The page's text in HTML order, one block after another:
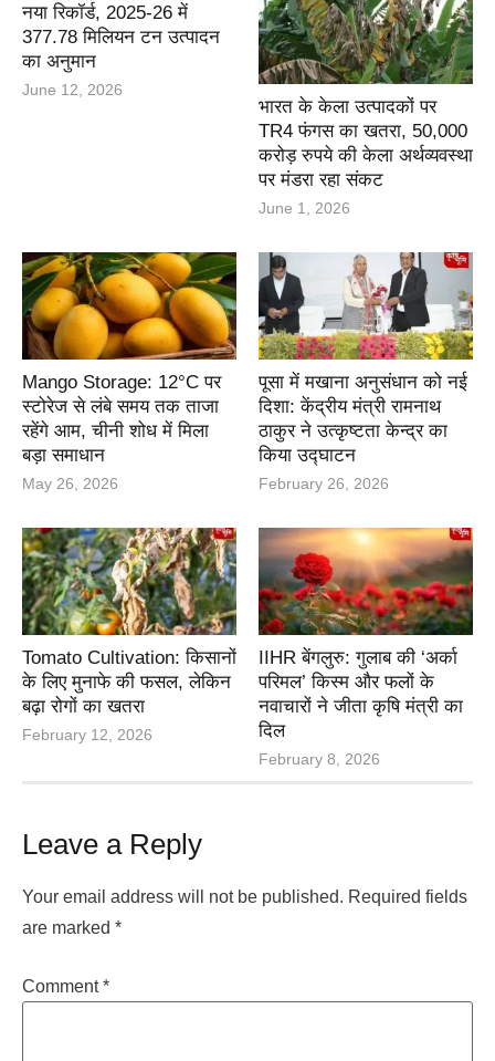
नया रिकॉर्ड, 2025-26 में
377.78 मिलियन टन उत्पादन
का अनुमान
June 12, 2026
भारत के केला उत्पादकों पर
TR4 फंगस का खतरा, 50,000
करोड़ रुपये की केला अर्थव्यवस्था
पर मंडरा रहा संकट
June 1, 2026
Mango Storage: 12°C पर
स्टोरेज से लंबे समय तक ताजा
रहेंगे आम, चीनी शोध में मिला
बड़ा समाधान
May 26, 2026
पूसा में मखाना अनुसंधान को नई
दिशा: केंद्रीय मंत्री रामनाथ
ठाकुर ने उत्कृष्टता केन्द्र का
किया उद्घाटन
February 26, 2026
Tomato Cultivation: किसानों
के लिए मुनाफे की फसल, लेकिन
बढ़ा रोगों का खतरा
February 12, 2026
IIHR बेंगलुरु: गुलाब की ‘अर्का
परिमल’ किस्म और फलों के
नवाचारों ने जीता कृषि मंत्री का
दिल
February 8, 2026
Leave a Reply
Your email address will not be published. Required fields
are marked *
Comment*